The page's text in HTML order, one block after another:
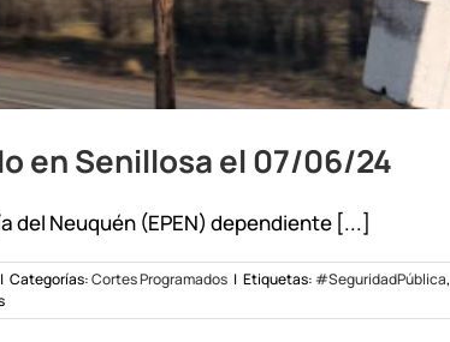
en Senillosa el 07/06/24
del Neuquén (EPEN) dependiente [...]
| Categorías:Cortes Programados | Etiquetas: #SeguridadPública,
en
Corte